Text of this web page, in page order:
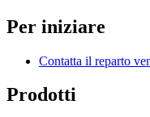
Per iniziare
Contatta il reparto
Prodotti